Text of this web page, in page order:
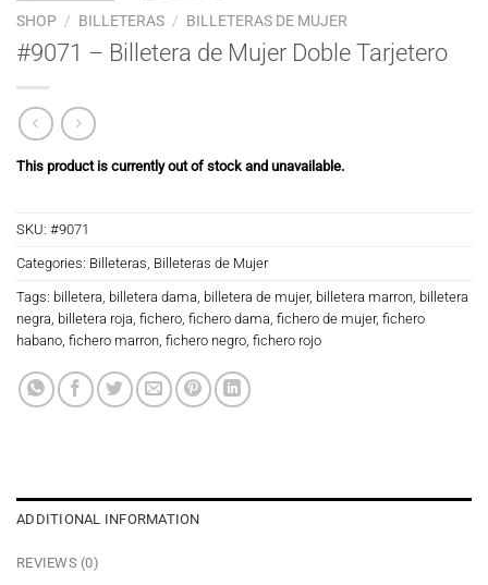
SHOP / BILLETERAS / BILLETERAS DE MUJER
#9071 – Billetera de Mujer Doble Tarjetero
This product is currently out of stock and unavailable.
SKU: #9071
Categories: Billeteras, Billeteras de Mujer
Tags: billetera, billetera dama, billetera de mujer, billetera marron, billetera
negra, billetera roja, fichero, fichero dama, fichero de mujer, fichero
habano, fichero marron, fichero negro, fichero rojo
ADDITIONAL INFORMATION
REVIEWS (0)